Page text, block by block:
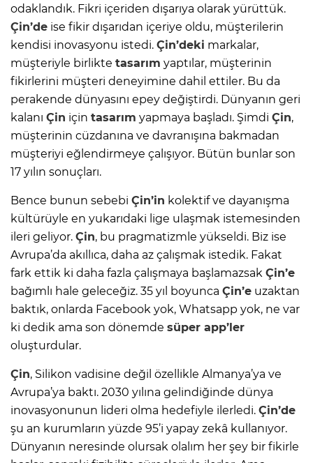
odaklandık. Fikri içeriden dışarıya olarak yürüttük.
Çin’de ise fikir dışarıdan içeriye oldu, müşterilerin
kendisi inovasyonu istedi. Çin’deki markalar,
müşteriyle birlikte tasarım yaptılar, müşterinin
fikirlerini müşteri deneyimine dahil ettiler. Bu da
perakende dünyasını epey değiştirdi. Dünyanın geri
kalanı Çin için tasarım yapmaya başladı. Şimdi Çin,
müşterinin cüzdanına ve davranışına bakmadan
müşteriyi eğlendirmeye çalışıyor. Bütün bunlar son
17 yılın sonuçları.
Bence bunun sebebi Çin’in kolektif ve dayanışma
kültürüyle en yukarıdaki lige ulaşmak istemesinden
ileri geliyor. Çin, bu pragmatizmle yükseldi. Biz ise
Avrupa’da akıllıca, daha az çalışmak istedik. Fakat
fark ettik ki daha fazla çalışmaya başlamazsak Çin’e
bağımlı hale geleceğiz. 35 yıl boyunca Çin’e uzaktan
baktık, onlarda Facebook yok, Whatsapp yok, ne var
ki dedik ama son dönemde süper app’ler
oluşturdular.
Çin, Silikon vadisine değil özellikle Almanya’ya ve
Avrupa’ya baktı. 2030 yılına gelindiğinde dünya
inovasyonunun lideri olma hedefiyle ilerledi. Çin’de
şu an kurumların yüzde 95’i yapay zekâ kullanıyor.
Dünyanın neresinde olursak olalım her şey bir fikirle